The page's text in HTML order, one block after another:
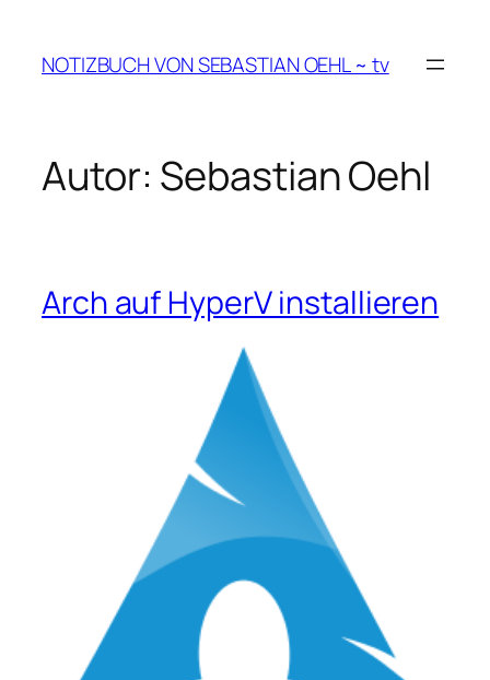
springen
NOTIZBUCH VON SEBASTIAN OEHL ~ tv
Autor: Sebastian Oehl
Arch auf HyperV installieren